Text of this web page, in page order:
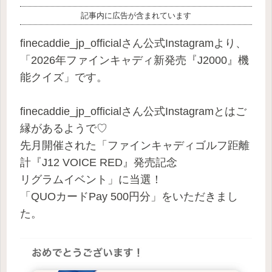
記事内に広告が含まれています
finecaddie_jp_officialさん公式Instagramより、
「2026年ファインキャディ新発売『J2000』機
能クイズ」です。
finecaddie_jp_officialさん公式Instagramとはご
縁があるようで♡
先月開催された「ファインキャディゴルフ距離
計『J12 VOICE RED』発売記念
リグラムイベント」に当選！
「QUOカードPay 500円分」をいただきまし
た。